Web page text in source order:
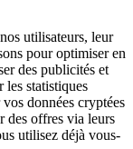
utilisateurs, leur
pour optimiser en
des publicités et
les statistiques
données cryptées
des offres via leurs
utilisez déjà vous-